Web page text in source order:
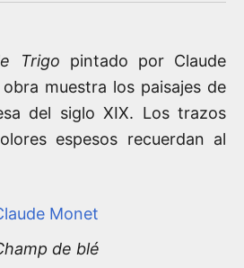
Trigo pintado por Claude
muestra los paisajes de
del siglo XIX. Los trazos
espesos recuerdan al
Monet
de blé